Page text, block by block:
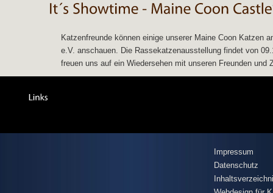
Katzenfreunde können einige unserer Maine Coon Katzen
e.V. anschauen. Die Rassekatzenausstellung findet von
freuen uns auf ein Wiedersehen mit unseren Freunden
Impressum
Datenschutz